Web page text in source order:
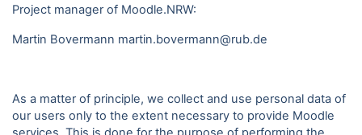
Project manager of Moodle.NRW:
Martin Bovermann martin.bovermann@rub.de
As a matter of principle, we collect and use personal data of
our users only to the extent necessary to provide Moodle